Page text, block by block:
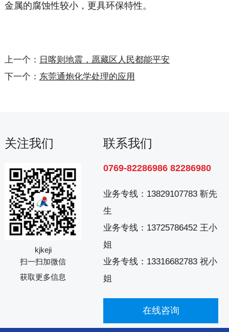
金属的腐蚀性较小，更具环保特性。
上一个：
日喀则地震，愿藏区人民都能平安
下一个： 东莞通炮化学处理的应用
关注我们
kjkeji
扫一扫加微信
获取更多信息
联系我们
0769-82286986 82286980
业务专线： 13829107783 靳先
生
业务专线： 13725786452 王小
姐
业务专线： 13316682783 祝小
姐
在线咨询